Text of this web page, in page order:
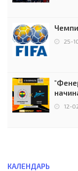
25-
12-
КАЛЕНДАРЬ